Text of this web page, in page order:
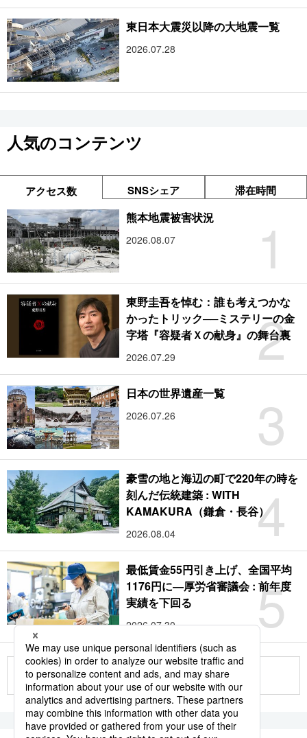
東日本大震災以降の大地震一覧
2026.07.28
人気のコンテンツ
アクセス数 SNSシェア 滞在時間
1
熊本地震被害状況
2026.08.07
2
東野圭吾を悼む：誰も考えつかな
かったトリック──ミステリーの金
字塔『容疑者Ｘの献身』の舞台裏
2026.07.29
3
日本の世界遺産一覧
2026.07.26
4
豪雪の地と海辺の町で220年の時を
刻んだ伝統建築 : WITH
KAMAKURA（鎌倉・長谷）
2026.08.04
5
最低賃金55円引き上げ、全国平均
1176円に―厚労省審議会 : 前年度
実績を下回る
2026.07.30
もっと見る